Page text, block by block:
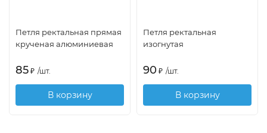
Петля ректальная прямая
крученая алюминиевая
85 ₽ /шт.
В корзину
Петля ректальная
изогнутая
90 ₽ /шт.
В корзину